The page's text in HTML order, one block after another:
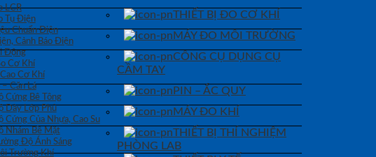
LCR
Tụ Điện
Chuẩn Điện
Cảnh Báo Điện
Động
THIẾT BỊ ĐO CƠ KHÍ
Cơ Khí
Cơ Khí
Căn Lá
Cứng Bê Tông
Dày Lớp Phủ
Của Nhựa, Cao Su
Nhám Bề Mặt
MÁY ĐO MÔI TRƯỜNG
Độ Ánh Sáng
Trường Khí
CÔNG CỤ DỤNG CỤ
CẦM TAY
PIN – ẮC QUY
MÁY ĐO KHÍ
THIẾT BỊ THÍ NGHIỆM
PHÒNG LAB